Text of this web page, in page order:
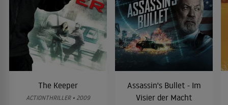
The Keeper
ACTIONTHRILLER • 2009
Assassin's Bullet - Im
Visier der Macht